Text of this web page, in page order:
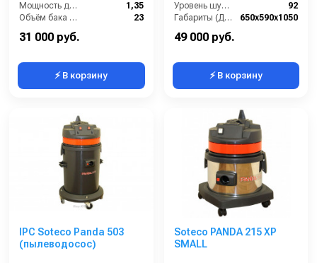
Мощность двигателя (кВт):
1,35
Объём бака (л):
23
31 000 руб.
⚡ В корзину
Уровень шума (дБ(А)):
92
Габариты (ДхШхВ):
650х590х1050
Номинальный диаметр принадлежностей (мм):
49 000 руб.
⚡ В корзину
IPC Soteco Panda 503
(пылеводосос)
Soteco PANDA 215 XP
SMALL